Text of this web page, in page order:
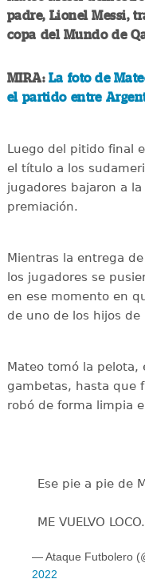
padre, Lionel Messi,
copa del Mundo de
MIRA:La foto de
el partido entre
Luego del pitido final
el título a los
jugadores bajaron a
premiación.
Mientras la entrega
los jugadores se
en ese momento en
de uno de los hijos de
Mateo tomó la pelota,
gambetas, hasta que
robó de forma limpia
Ese pie a pie de
ME VUELVO LOCO.
— Ataque Futbolero
2022